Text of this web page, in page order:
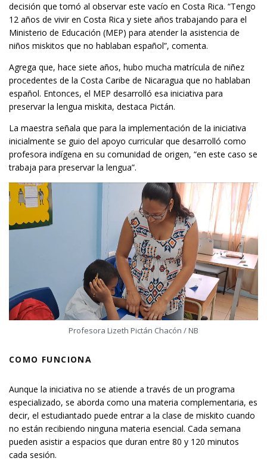
decisión que tomó al observar este vacío en Costa Rica. “Tengo
12 años de vivir en Costa Rica y siete años trabajando para el
Ministerio de Educación (MEP) para atender la asistencia de
niños miskitos que no hablaban español”, comenta.
Agrega que, hace siete años, hubo mucha matrícula de niñez
procedentes de la Costa Caribe de Nicaragua que no hablaban
español. Entonces, el MEP desarrolló esa iniciativa para
preservar la lengua miskita, destaca Pictán.
La maestra señala que para la implementación de la iniciativa
inicialmente se guio del apoyo curricular que desarrolló como
profesora indígena en su comunidad de origen, “en este caso se
trabaja para preservar la lengua”.
Profesora Lizeth Pictán Chacón / NB
COMO FUNCIONA
Aunque la iniciativa no se atiende a través de un programa
especializado, se aborda como una materia complementaria, es
decir, el estudiantado puede entrar a la clase de miskito cuando
no están recibiendo ninguna materia esencial. Cada semana
pueden asistir a espacios que duran entre 80 y 120 minutos
cada sesión.